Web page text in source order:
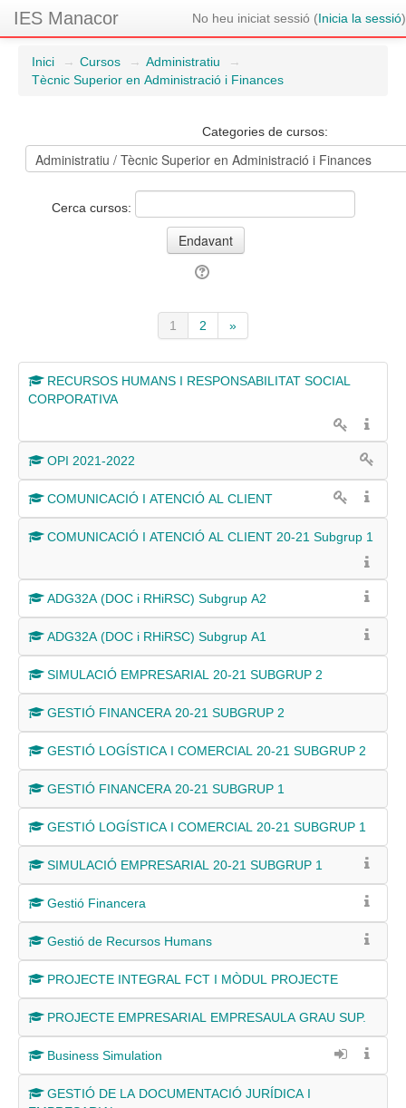
IES Manacor No heu iniciat sessió (Inicia la sessió)
Inici → Cursos → Administratiu
→
Tècnic Superior en Administració i Finances
Categories de cursos:
Cerca cursos:
1
(actual)
2
»
Següent
RECURSOS HUMANS I RESPONSABILITAT SOCIAL
CORPORATIVA
OPI 2021-2022
COMUNICACIÓ I ATENCIÓ AL CLIENT
COMUNICACIÓ I ATENCIÓ AL CLIENT 20-21 Subgrup 1
ADG32A (DOC i RHiRSC) Subgrup A2
ADG32A (DOC i RHiRSC) Subgrup A1
SIMULACIÓ EMPRESARIAL 20-21 SUBGRUP 2
GESTIÓ FINANCERA 20-21 SUBGRUP 2
GESTIÓ LOGÍSTICA I COMERCIAL 20-21 SUBGRUP 2
GESTIÓ FINANCERA 20-21 SUBGRUP 1
GESTIÓ LOGÍSTICA I COMERCIAL 20-21 SUBGRUP 1
SIMULACIÓ EMPRESARIAL 20-21 SUBGRUP 1
Gestió Financera
Gestió de Recursos Humans
PROJECTE INTEGRAL FCT I MÒDUL PROJECTE
PROJECTE EMPRESARIAL EMPRESAULA GRAU SUP.
Business Simulation
GESTIÓ DE LA DOCUMENTACIÓ JURÍDICA I